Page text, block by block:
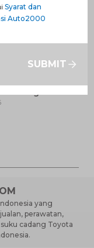
Fitur Modern
yang
perawatan,
cadang Toyota
Syarat dan
Auto2000
SUBMIT